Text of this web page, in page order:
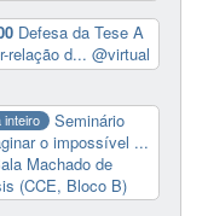
Defesa da Tese A
relação d...@virtual
inteiro
Seminário
o impossível ...
Machado de
(CCE, Bloco B)